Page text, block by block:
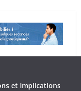
et Implications